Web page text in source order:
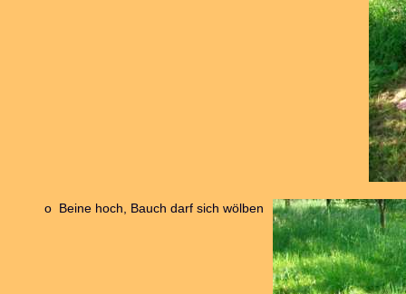
o Beine hoch, Bauch darf sich wölben